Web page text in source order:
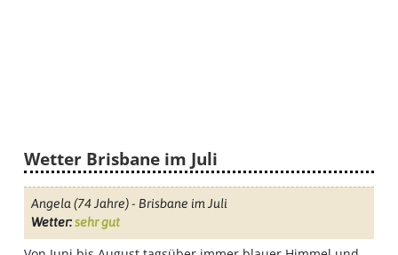
Wetter Brisbane im Juli
Angela (74 Jahre) - Brisbane im Juli
Wetter:sehr gut